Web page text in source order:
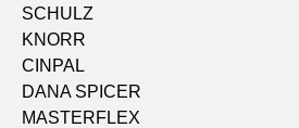
SCHULZ
KNORR
CINPAL
DANA SPICER
MASTERFLEX